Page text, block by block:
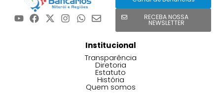
RECEBA NOSSA
NEWSLETTER
Institucional
Transparência
Diretoria
Estatuto
História
Quem somos